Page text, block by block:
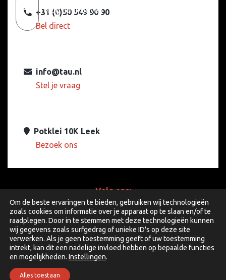
Terug naar boven
+31 (0)50 549 90 90
Bel direct
info@tau.nl
Stel je vraag
Potklei 10K Leek
Bezoek ons
Volg ons:
facebook
linkedin
youtube
Copyright © 2026 TAU Audio Solutions B.V.
Om de beste ervaringen te bieden, gebruiken wij technologieën
zoals cookies om informatie over je apparaat op te slaan en/of te
raadplegen. Door in te stemmen met deze technologieën kunnen
wij gegevens zoals surfgedrag of unieke ID's op deze site
verwerken. Als je geen toestemming geeft of uw toestemming
intrekt, kan dit een nadelige invloed hebben op bepaalde functies
en mogelijkheden. Instellingen.
Alles toestaan